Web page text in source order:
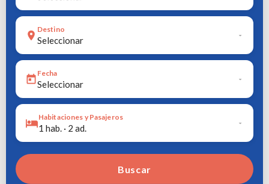
Destino
Seleccionar
Fecha
Seleccionar
Habitaciones y Pasajeros
1 hab. · 2 ad.
Buscar